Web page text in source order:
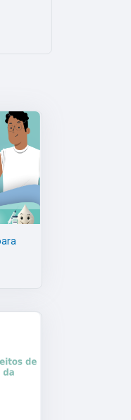
0826
Trabalhadores de salas
1026
Leitos de Saúde Mental